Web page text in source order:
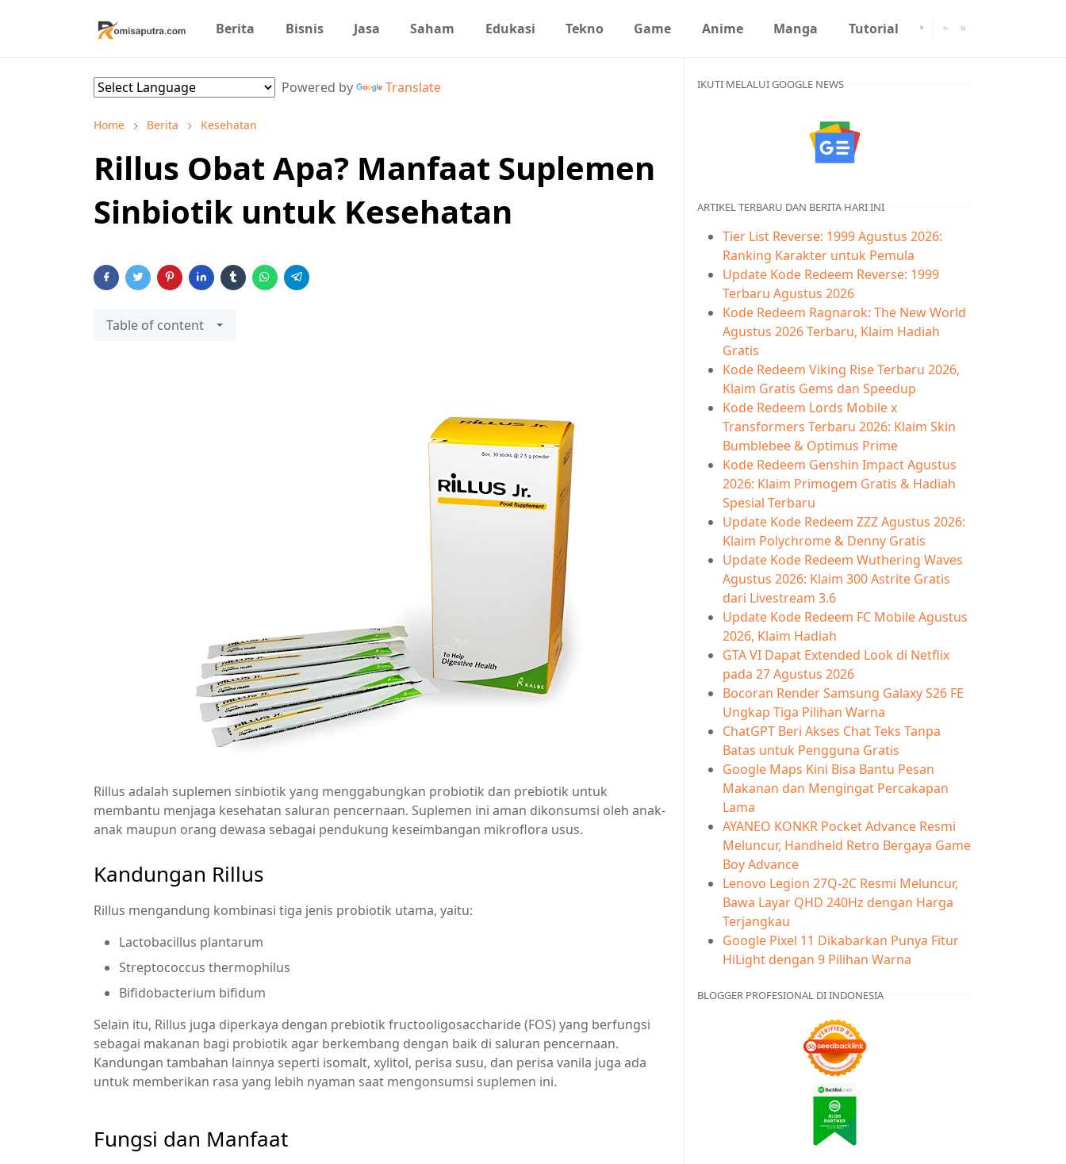
Berita Bisnis Jasa Saham Edukasi Tekno Game Anime Manga Tutorial
Powered by Translate
Home Berita Kesehatan
Rillus Obat Apa? Manfaat Suplemen
Sinbiotik untuk Kesehatan
Table of content
Rillus adalah suplemen sinbiotik yang menggabungkan probiotik dan prebiotik untuk
membantu menjaga kesehatan saluran pencernaan. Suplemen ini aman dikonsumsi oleh anak-
anak maupun orang dewasa sebagai pendukung keseimbangan mikroflora usus.
Kandungan Rillus
Rillus mengandung kombinasi tiga jenis probiotik utama, yaitu:
Lactobacillus plantarum
Streptococcus thermophilus
Bifidobacterium bifidum
Selain itu, Rillus juga diperkaya dengan prebiotik fructooligosaccharide (FOS) yang berfungsi
sebagai makanan bagi probiotik agar berkembang dengan baik di saluran pencernaan.
Kandungan tambahan lainnya seperti isomalt, xylitol, perisa susu, dan perisa vanila juga ada
untuk memberikan rasa yang lebih nyaman saat mengonsumsi suplemen ini.​
Fungsi dan Manfaat
IKUTI MELALUI GOOGLE NEWS
ARTIKEL TERBARU DAN BERITA HARI INI
Tier List Reverse: 1999 Agustus 2026:
Ranking Karakter untuk Pemula
Update Kode Redeem Reverse: 1999
Terbaru Agustus 2026
Kode Redeem Ragnarok: The New World
Agustus 2026 Terbaru, Klaim Hadiah
Gratis
Kode Redeem Viking Rise Terbaru 2026,
Klaim Gratis Gems dan Speedup
Kode Redeem Lords Mobile x
Transformers Terbaru 2026: Klaim Skin
Bumblebee & Optimus Prime
Kode Redeem Genshin Impact Agustus
2026: Klaim Primogem Gratis & Hadiah
Spesial Terbaru
Update Kode Redeem ZZZ Agustus 2026:
Klaim Polychrome & Denny Gratis
Update Kode Redeem Wuthering Waves
Agustus 2026: Klaim 300 Astrite Gratis
dari Livestream 3.6
Update Kode Redeem FC Mobile Agustus
2026, Klaim Hadiah
GTA VI Dapat Extended Look di Netflix
pada 27 Agustus 2026
Bocoran Render Samsung Galaxy S26 FE
Ungkap Tiga Pilihan Warna
ChatGPT Beri Akses Chat Teks Tanpa
Batas untuk Pengguna Gratis
Google Maps Kini Bisa Bantu Pesan
Makanan dan Mengingat Percakapan
Lama
AYANEO KONKR Pocket Advance Resmi
Meluncur, Handheld Retro Bergaya Game
Boy Advance
Lenovo Legion 27Q-2C Resmi Meluncur,
Bawa Layar QHD 240Hz dengan Harga
Terjangkau
Google Pixel 11 Dikabarkan Punya Fitur
HiLight dengan 9 Pilihan Warna
BLOGGER PROFESIONAL DI INDONESIA